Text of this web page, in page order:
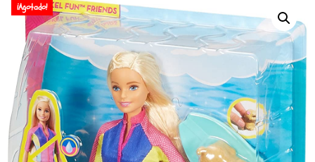
¡Agotado!